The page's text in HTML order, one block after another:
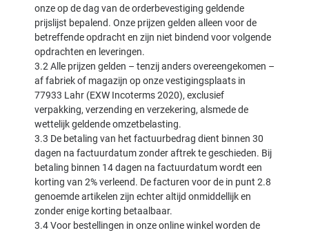
onze op de dag van de orderbevestiging geldende
prijslijst bepalend. Onze prijzen gelden alleen voor de
betreffende opdracht en zijn niet bindend voor volgende
opdrachten en leveringen.
3.2 Alle prijzen gelden – tenzij anders overeengekomen –
af fabriek of magazijn op onze vestigingsplaats in
77933 Lahr (EXW Incoterms 2020), exclusief
verpakking, verzending en verzekering, alsmede de
wettelijk geldende omzetbelasting.
3.3 De betaling van het factuurbedrag dient binnen 30
dagen na factuurdatum zonder aftrek te geschieden. Bij
betaling binnen 14 dagen na factuurdatum wordt een
korting van 2% verleend. De facturen voor de in punt 2.8
genoemde artikelen zijn echter altijd onmiddellijk en
zonder enige korting betaalbaar.
3.4 Voor bestellingen in onze online winkel worden de